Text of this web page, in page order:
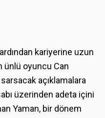
kariyerine uzun
ünlü oyuncu Can
açıklamalara
üzerinden adeta içini
Yaman, bir dönem